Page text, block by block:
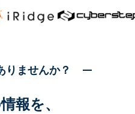
りませんか？
報を、